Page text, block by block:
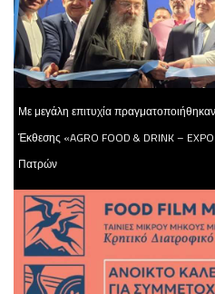
Με μεγάλη επιτυχία
Έκθεσης «AGRO FOOD & DRINK –
Πατρών